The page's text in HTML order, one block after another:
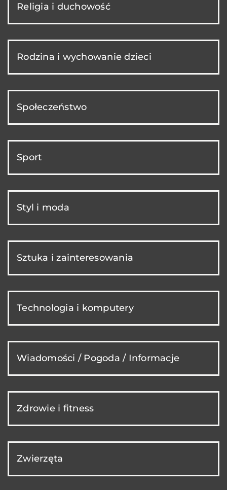
Religia i duchowość
Rodzina i wychowanie dzieci
Społeczeństwo
Sport
Styl i moda
Sztuka i zainteresowania
Technologia i komputery
Wiadomości / Pogoda / Informacje
Zdrowie i fitness
Zwierzęta